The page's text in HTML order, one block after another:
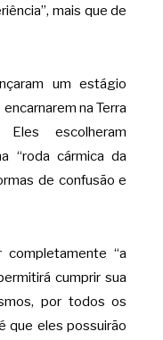
mais que de
um estágio
na Terra
escolheram
“roda cármica da
de confusão e
completamente “a
cumprir sua
por todos os
que eles possuirão